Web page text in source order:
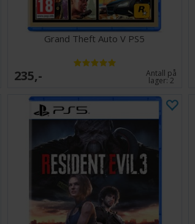
Grand Theft Auto V PS5
235,- Antall på
lager:2